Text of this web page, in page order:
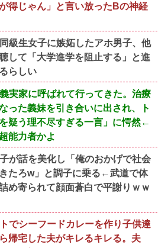
得じゃん」と言い放ったBの神経
級生女子に嫉妬したアホ男子、他
して「大学進学を阻止する」と進
らしい
実家に呼ばれて行ってきた。治療
った義妹を引き合いに出され、ト
疑う理不尽すぎる一言」に愕然←
能力者かよ
が話を美化し「俺のおかげで社会
たろw」と調子に乗る←武道で体
め寄られて顔面蒼白で平謝りｗｗ
でシーフードカレーを作り子供達
帰宅した夫がキレるキレる。夫